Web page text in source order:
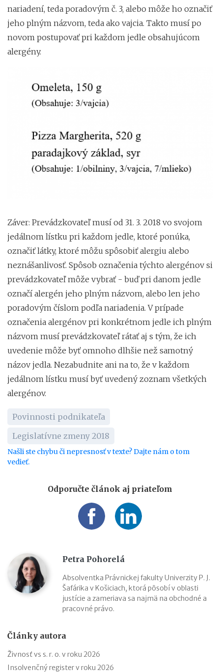
nariadení, teda poradovým č. 3, alebo môže ho označiť
jeho plným názvom, teda ako vajcia. Takto musí po
novom postupovať pri každom jedle obsahujúcom
alergény.
Záver: Prevádzkovateľ musí od 31. 3. 2018 vo svojom
jedálnom lístku pri každom jedle, ktoré ponúka,
označiť látky, ktoré môžu spôsobiť alergiu alebo
neznášanlivosť. Spôsob označenia týchto alergénov si
prevádzkovateľ môže vybrať - buď pri danom jedle
označí alergén jeho plným názvom, alebo len jeho
poradovým číslom podľa nariadenia. V prípade
označenia alergénov pri konkrétnom jedle ich plným
názvom musí prevádzkovateľ rátať aj s tým, že ich
uvedenie môže byť omnoho dlhšie než samotný
názov jedla. Nezabudnite ani na to, že v každom
jedálnom lístku musí byť uvedený zoznam všetkých
alergénov.
Povinnosti podnikateľa
Legislatívne zmeny 2018
Našli ste chybu či nepresnosť v texte? Dajte nám o tom
vedieť.
Odporučte článok aj priateľom
Petra Pohorelá
Absolventka Právnickej fakulty Univerzity P. J.
Šafárika v Košiciach, ktorá pôsobí v oblasti
justície a zameriava sa najmä na obchodné a
pracovné právo.
Články autora
Živnosť vs s. r. o. v roku 2026
Insolvenčný register v roku 2026